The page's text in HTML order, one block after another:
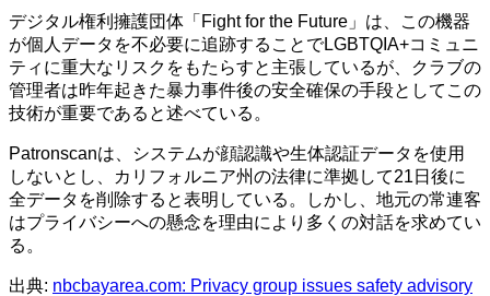
デジタル権利擁護団体「Fight for the Future」は、この機器
が個人データを不必要に追跡することでLGBTQIA+コミュニ
ティに重大なリスクをもたらすと主張しているが、クラブの
管理者は昨年起きた暴力事件後の安全確保の手段としてこの
技術が重要であると述べている。
Patronscanは、システムが顔認識や生体認証データを使用
しないとし、カリフォルニア州の法律に準拠して21日後に
全データを削除すると表明している。しかし、地元の常連客
はプライバシーへの懸念を理由により多くの対話を求めてい
る。
出典: nbcbayarea.com: Privacy group issues safety advisory